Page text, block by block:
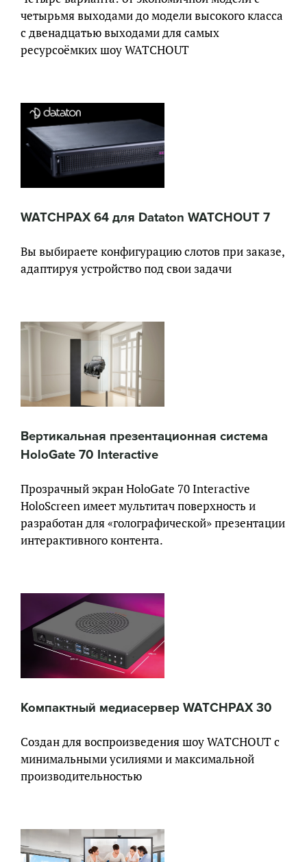
четырьмя выходами до модели высокого класса
с двенадцатью выходами для самых
ресурсоёмких шоу WATCHOUT
WATCHPAX 64 для Dataton WATCHOUT 7
Вы выбираете конфигурацию слотов при заказе,
адаптируя устройство под свои задачи
Вертикальная презентационная система
HoloGate 70 Interactive
Прозрачный экран HoloGate 70 Interactive
HoloScreen имеет мультитач поверхность и
разработан для «голографической» презентации
интерактивного контента.
Компактный медиасервер WATCHPAX 30
Создан для воспроизведения шоу WATCHOUT с
минимальными усилиями и максимальной
производительностью